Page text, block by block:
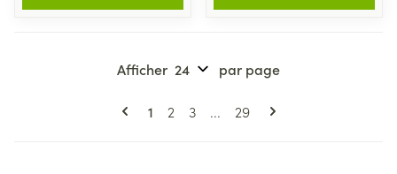
Pages
Vous lisez actuellement la page
1 Page
2 Page
3 ... Page
29
Afficher par page